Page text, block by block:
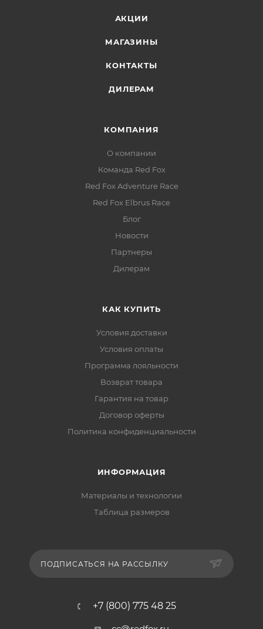
АКЦИИ
МАГАЗИНЫ
КОНТАКТЫ
ДИЛЕРАМ
КОМПАНИЯ
О компании
Команда Red Fox
Red Fox Adventure Race
Red Fox Elbrus Race
Блог
Новости
Партнеры
Дилерам
КАК КУПИТЬ
Условия доставки
Условия оплаты
Программа лояльности
Возврат товара
Гарантия на товар
Договор оферты
Политика конфиденциальности
ИНФОРМАЦИЯ
Материалы и технологии
Таблица размеров
ПОДПИСАТЬСЯ НА РАССЫЛКУ
+7 (800) 775 48 25